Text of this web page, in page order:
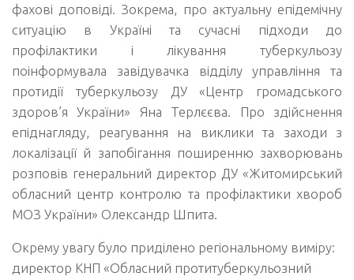
фахові доповіді. Зокрема, про актуальну епідемічну
ситуацію в Україні та сучасні підходи до
профілактики і лікування туберкульозу
поінформувала завідувачка відділу управління та
протидії туберкульозу ДУ «Центр громадського
здоров’я України» Яна Терлєєва. Про здійснення
епіднагляду, реагування на виклики та заходи з
локалізації й запобігання поширенню захворювань
розповів генеральний директор ДУ «Житомирський
обласний центр контролю та профілактики хвороб
МОЗ України» Олександр Шпита.
Окрему увагу було приділено регіональному виміру:
директор КНП «Обласний протитуберкульозний